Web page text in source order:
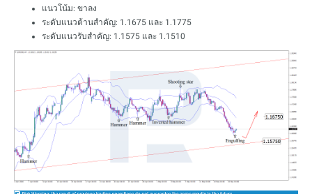
แนวโน้ม: ขาลง
ระดับแนวต้านสำคัญ: 1.1675 และ 1.1775
ระดับแนวรับสำคัญ: 1.1575 และ 1.1510